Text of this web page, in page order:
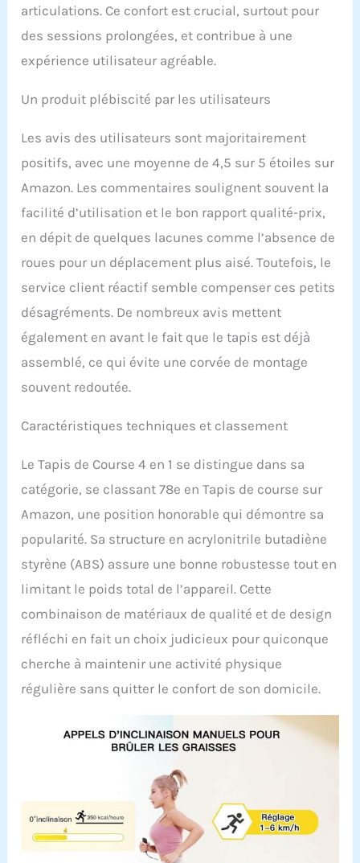
articulations. Ce confort est crucial, surtout pour
des sessions prolongées, et contribue à une
expérience utilisateur agréable.
Un produit plébiscité par les utilisateurs
Les avis des utilisateurs sont majoritairement
positifs, avec une moyenne de 4,5 sur 5 étoiles sur
Amazon. Les commentaires soulignent souvent la
facilité d’utilisation et le bon rapport qualité-prix,
en dépit de quelques lacunes comme l’absence de
roues pour un déplacement plus aisé. Toutefois, le
service client réactif semble compenser ces petits
désagréments. De nombreux avis mettent
également en avant le fait que le tapis est déjà
assemblé, ce qui évite une corvée de montage
souvent redoutée.
Caractéristiques techniques et classement
Le Tapis de Course 4 en 1 se distingue dans sa
catégorie, se classant 78e en Tapis de course sur
Amazon, une position honorable qui démontre sa
popularité. Sa structure en acrylonitrile butadiène
styrène (ABS) assure une bonne robustesse tout en
limitant le poids total de l’appareil. Cette
combinaison de matériaux de qualité et de design
réfléchi en fait un choix judicieux pour quiconque
cherche à maintenir une activité physique
régulière sans quitter le confort de son domicile.